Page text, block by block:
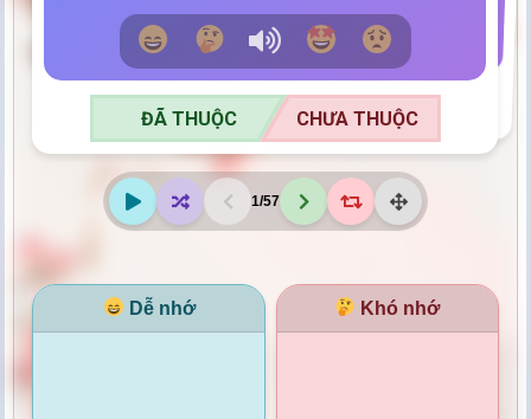
ĐÃ THUỘC CHƯA THUỘC
ĐÃ THUỘC CHƯA THUỘC
1/57
Dễ nhớ Khó nhớ